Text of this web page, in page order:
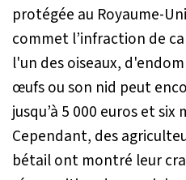
protégée au Royaume-
commet l’infraction de
l'un des oiseaux,
œufs ou son nid peut
jusqu’à 5 000 euros et six
Cependant, des
bétail ont montré leur